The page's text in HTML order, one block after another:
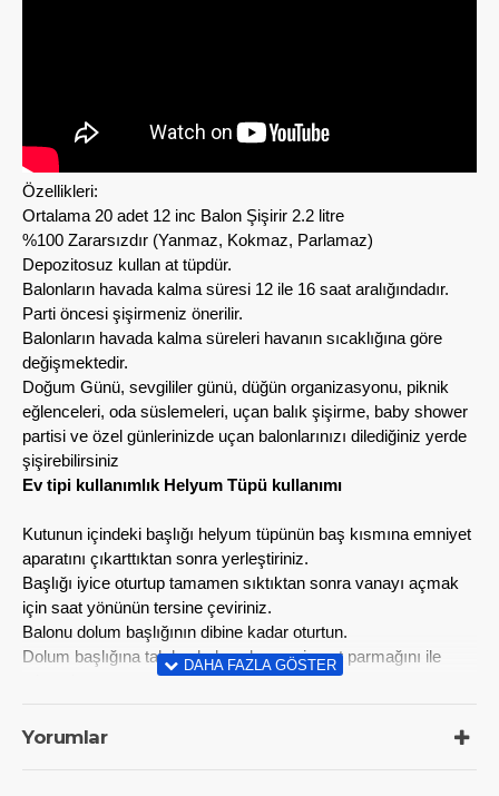
Özellikleri:
Ortalama 20 adet 12 inc Balon Şişirir 2.2 litre
%100 Zararsızdır (Yanmaz, Kokmaz, Parlamaz)
Depozitosuz kullan at tüpdür.
Balonların havada kalma süresi 12 ile 16 saat aralığındadır.
Parti öncesi şişirmeniz önerilir.
Balonların havada kalma süreleri havanın sıcaklığına göre
değişmektedir.
Doğum Günü, sevgililer günü, düğün organizasyonu, piknik
eğlenceleri, oda süslemeleri, uçan balık şişirme, baby shower
partisi ve özel günlerinizde uçan balonlarınızı dilediğiniz yerde
şişirebilirsiniz
Ev tipi kullanımlık Helyum Tüpü kullanımı
Kutunun içindeki başlığı helyum tüpünün baş kısmına emniyet
aparatını çıkarttıktan sonra yerleştiriniz.
Başlığı iyice oturtup tamamen sıktıktan sonra vanayı açmak
için saat yönünün tersine çeviriniz.
Balonu dolum başlığının dibine kadar oturtun.
Dolum başlığına takılan balonu baş ve işaret parmağını ile
şişirmeye başlayın.
Yorumlar